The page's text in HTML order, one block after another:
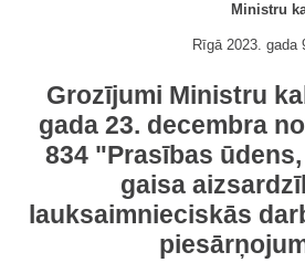
Ministru
Rīgā 2023. gada
Grozījumi Ministru
gada 23. decembra
834 "Prasības
gaisa
lauksaimnieciskās